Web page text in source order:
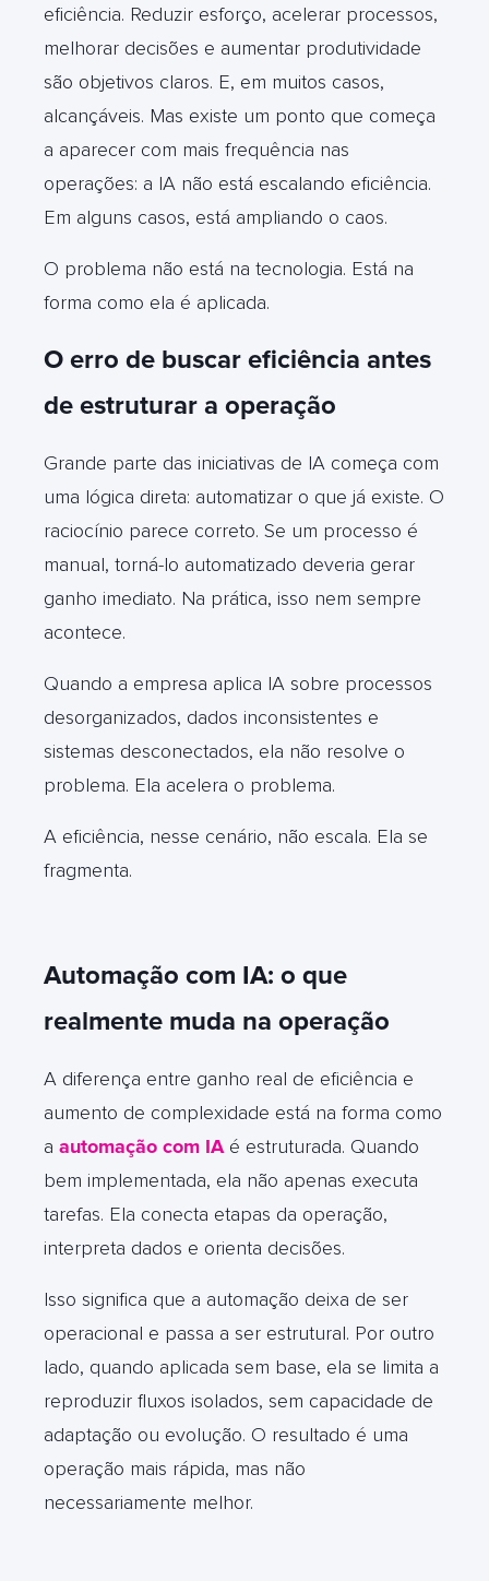
eficiência. Reduzir esforço, acelerar processos,
melhorar decisões e aumentar produtividade
são objetivos claros. E, em muitos casos,
alcançáveis. Mas existe um ponto que começa
a aparecer com mais frequência nas
operações: a IA não está escalando eficiência.
Em alguns casos, está ampliando o caos.
O problema não está na tecnologia. Está na
forma como ela é aplicada.
O erro de buscar eficiência antes
de estruturar a operação
Grande parte das iniciativas de IA começa com
uma lógica direta: automatizar o que já existe. O
raciocínio parece correto. Se um processo é
manual, torná-lo automatizado deveria gerar
ganho imediato. Na prática, isso nem sempre
acontece.
Quando a empresa aplica IA sobre processos
desorganizados, dados inconsistentes e
sistemas desconectados, ela não resolve o
problema. Ela acelera o problema.
A eficiência, nesse cenário, não escala. Ela se
fragmenta.
Automação com IA: o que
realmente muda na operação
A diferença entre ganho real de eficiência e
aumento de complexidade está na forma como
a automação com IAé estruturada. Quando
bem implementada, ela não apenas executa
tarefas. Ela conecta etapas da operação,
interpreta dados e orienta decisões.
Isso significa que a automação deixa de ser
operacional e passa a ser estrutural. Por outro
lado, quando aplicada sem base, ela se limita a
reproduzir fluxos isolados, sem capacidade de
adaptação ou evolução. O resultado é uma
operação mais rápida, mas não
necessariamente melhor.